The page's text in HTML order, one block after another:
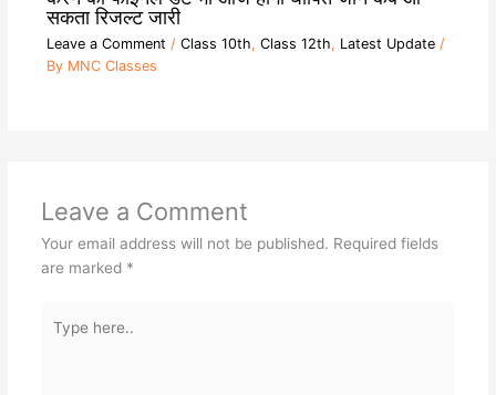
सकता रिजल्ट जारी
Leave a Comment / Class 10th, Class 12th, Latest Update/
By MNC Classes
Leave a Comment
Your email address will not be published. Required fields
are marked *
here..